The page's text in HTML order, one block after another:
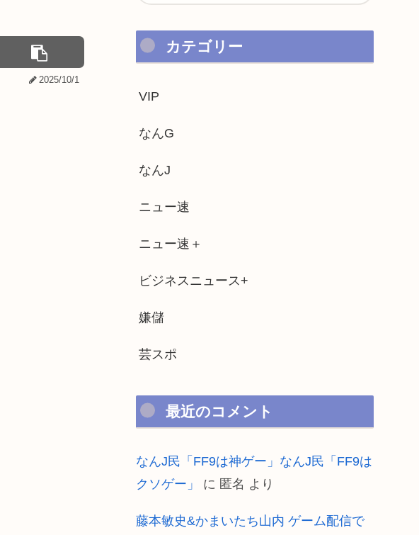
2025/10/1
カテゴリー
VIP
なんG
なんJ
ニュー速
ニュー速＋
ビジネスニュース+
嫌儲
芸スポ
最近のコメント
なんJ民「FF9は神ゲー」なんJ民「FF9は
クソゲー」
に 匿名 より
藤本敏史&かまいたち山内 ゲーム配信で